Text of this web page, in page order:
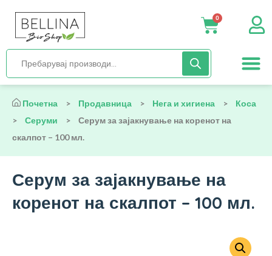
0
Почетна > Продавница > Нега и хигиена >
Коса
>
Серуми >
Серум за зајакнување на коренот на
скалпот – 100 мл.
Серум за зајакнување на
коренот на скалпот – 100 мл.